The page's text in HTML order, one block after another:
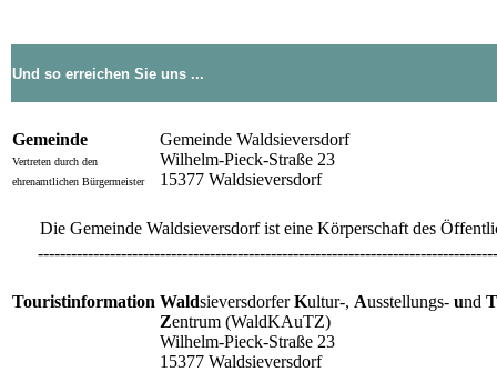
Und so erreichen Sie uns ...
Gemeinde
Vertreten durch den
ehrenamtlichen Bürgermeister
Gemeinde Waldsieversdorf
Wilhelm-Pieck-Straße 23
15377 Waldsieversdorf
Die Gemeinde Waldsieversdorf ist eine Körperschaft des
Touristinformation WaldsieversdorferKultur-, Ausstellungs- und T
Zentrum (WaldKAuTZ)
Wilhelm-Pieck-Straße 23
15377 Waldsieversdorf